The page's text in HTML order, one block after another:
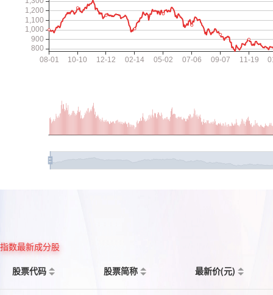
指数最新成分股
股票代码
股票简称 最新价(元)